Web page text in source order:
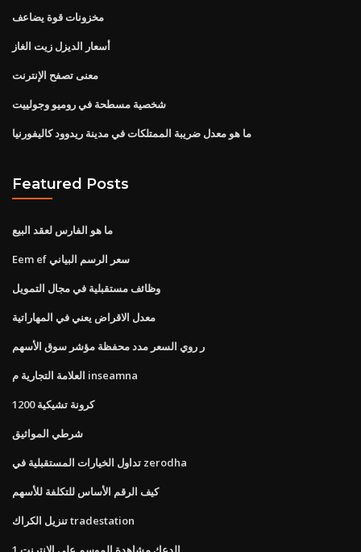
مخزونات قوة يضاعف
أسعار الديزل زيت الغاز
معنى تصفح الإنترنت
شخصية مسطحة في روميو وجولييت
ما هو معدل ضريبة الممتلكات في مدينة ريدوود كاليفورنيا
Featured Posts
ما هو الفارس لعقد البيع
Eem ef سعر الرسم البياني
وظائف مستقبلية في مجال التمويل
معدل الاقراض يعني في المهاراتية
ر روي السعر مدد محفظة مؤشر سوق الأسهم
العلامة التجارية م inseamna
1200 كرونة تشيكية
شرطي المواثيق
تداول الخيارات المستقبلية في zerodha
كيف الرقم الأساس للتكلفة للأسهم
تنزيل الكراك tradestation